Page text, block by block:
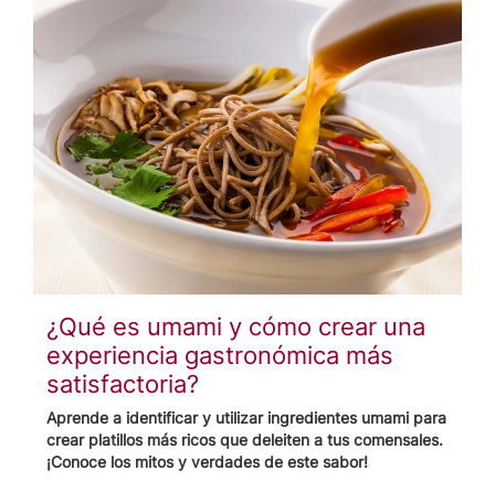
¿Qué es umami y cómo crear una
experiencia gastronómica más
satisfactoria?
Aprende a identificar y utilizar ingredientes umami para
crear platillos más ricos que deleiten a tus comensales.
¡Conoce los mitos y verdades de este sabor!